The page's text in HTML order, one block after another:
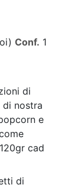
Conf. 1
di
di nostra
e
cad
di